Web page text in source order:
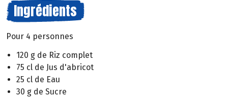
Ingrédients
Pour 4 personnes
120 g de Riz complet
75 cl de Jus d'abricot
25 cl de Eau
30 g de Sucre